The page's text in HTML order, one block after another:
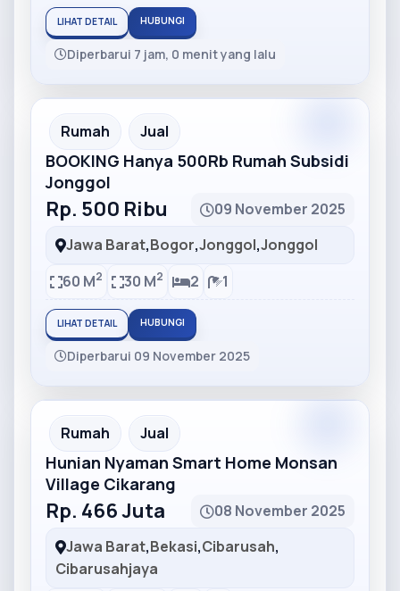
LIHAT DETAIL HUBUNGI
Diperbarui 7 jam, 0 menit yang lalu
Partner Ad
Rumah Jual
BOOKING Hanya 500Rb Rumah Subsidi
Jonggol
Rp. 500 Ribu
09 November 2025
Jawa Barat,Bogor,Jonggol,Jonggol
60 M2 30 M2 2 1
LIHAT DETAIL HUBUNGI
Diperbarui 09 November 2025
Partner Ad
Rumah Jual
Hunian Nyaman Smart Home Monsan
Village Cikarang
Rp. 466 Juta
08 November 2025
Jawa Barat,Bekasi,Cibarusah,
Cibarusahjaya